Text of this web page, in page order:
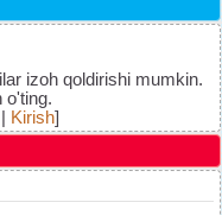
izoh qoldirishi mumkin.
o'ting.
Kirish]